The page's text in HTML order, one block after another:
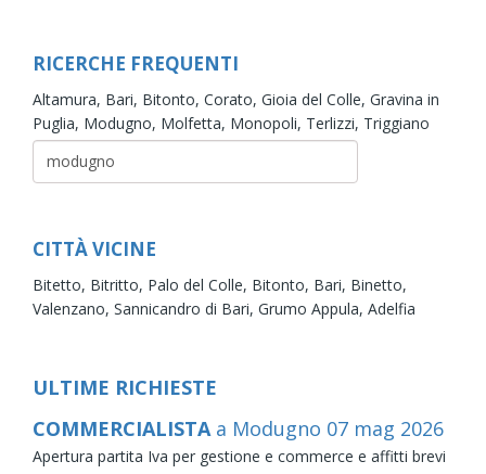
RICERCHE FREQUENTI
Altamura, Bari, Bitonto, Corato, Gioia del Colle, Gravina in
Puglia, Modugno, Molfetta, Monopoli, Terlizzi, Triggiano
CITTÀ VICINE
Bitetto, Bitritto, Palo del Colle, Bitonto, Bari, Binetto,
Valenzano, Sannicandro di Bari, Grumo Appula, Adelfia
ULTIME RICHIESTE
COMMERCIALISTA a Modugno 07 mag 2026
Apertura partita Iva per gestione e commerce e affitti brevi